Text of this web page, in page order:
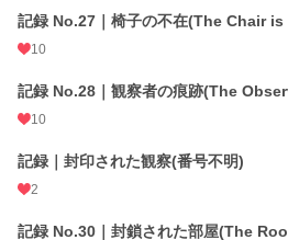
記録 No.27｜椅子の不在(The Chair
10
記録 No.28｜観察者の痕跡(The
10
記録｜封印された観察(番号不明)
2
記録 No.30｜封鎖された部屋(The